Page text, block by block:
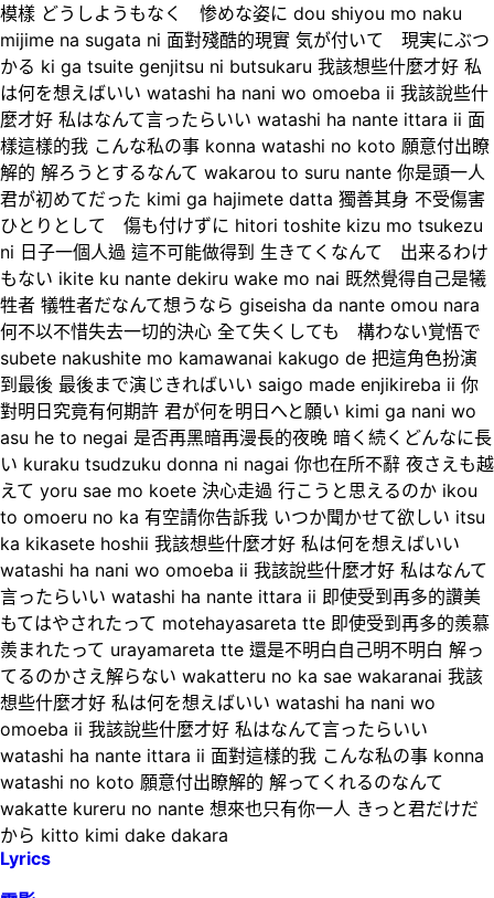
模樣 どうしようもなく 惨めな姿に dou shiyou mo naku
mijime na sugata ni 面對殘酷的現實 気が付いて 現実にぶつ
かる ki ga tsuite genjitsu ni butsukaru 我該想些什麼才好 私
は何を想えばいい watashi ha nani wo omoeba ii 我該說些什
麼才好 私はなんて言ったらいい watashi ha nante ittara ii 面
樣這樣的我 こんな私の事 konna watashi no koto 願意付出瞭
解的 解ろうとするなんて wakarou to suru nante 你是頭一人
君が初めてだった kimi ga hajimete datta 獨善其身 不受傷害
ひとりとして 傷も付けずに hitori toshite kizu mo tsukezu
ni 日子一個人過 這不可能做得到 生きてくなんて 出来るわけ
もない ikite ku nante dekiru wake mo nai 既然覺得自己是犧
牲者 犠牲者だなんて想うなら giseisha da nante omou nara
何不以不惜失去一切的決心 全て失くしても 構わない覚悟で
subete nakushite mo kamawanai kakugo de 把這角色扮演
到最後 最後まで演じきればいい saigo made enjikireba ii 你
對明日究竟有何期許 君が何を明日へと願い kimi ga nani wo
asu he to negai 是否再黑暗再漫長的夜晚 暗く続くどんなに長
い kuraku tsudzuku donna ni nagai 你也在所不辭 夜さえも越
えて yoru sae mo koete 決心走過 行こうと思えるのか ikou
to omoeru no ka 有空請你告訴我 いつか聞かせて欲しい itsu
ka kikasete hoshii 我該想些什麼才好 私は何を想えばいい
watashi ha nani wo omoeba ii 我該說些什麼才好 私はなんて
言ったらいい watashi ha nante ittara ii 即使受到再多的讚美
もてはやされたって motehayasareta tte 即使受到再多的羨慕
羨まれたって urayamareta tte 還是不明白自己明不明白 解っ
てるのかさえ解らない wakatteru no ka sae wakaranai 我該
想些什麼才好 私は何を想えばいい watashi ha nani wo
omoeba ii 我該說些什麼才好 私はなんて言ったらいい
watashi ha nante ittara ii 面對這樣的我 こんな私の事 konna
watashi no koto 願意付出瞭解的 解ってくれるのなんて
wakatte kureru no nante 想來也只有你一人 きっと君だけだ
から kitto kimi dake dakara
Lyrics